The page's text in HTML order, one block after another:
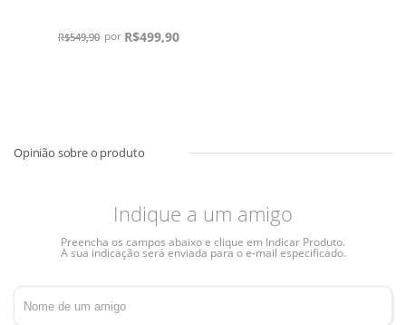
R$549,90 R$499,90
Indique a um amigo
Preencha os campos abaixo e clique em Indicar Produto.
A sua indicação será enviada para o e-mail especificado.